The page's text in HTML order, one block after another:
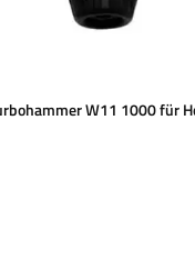
W11 1000 für